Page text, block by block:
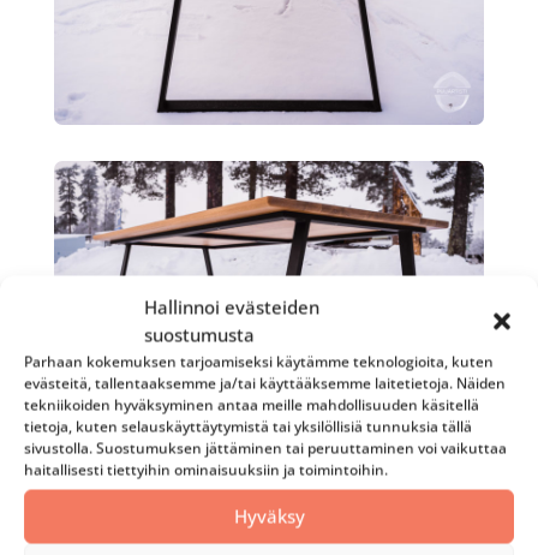
Hallinnoi evästeiden
suostumusta
Parhaan kokemuksen tarjoamiseksi käytämme teknologioita, kuten
evästeitä, tallentaaksemme ja/tai käyttääksemme laitetietoja. Näiden
tekniikoiden hyväksyminen antaa meille mahdollisuuden käsitellä
tietoja, kuten selauskäyttäytymistä tai yksilöllisiä tunnuksia tällä
sivustolla. Suostumuksen jättäminen tai peruuttaminen voi vaikuttaa
haitallisesti tiettyihin ominaisuuksiin ja toimintoihin.
Hyväksy